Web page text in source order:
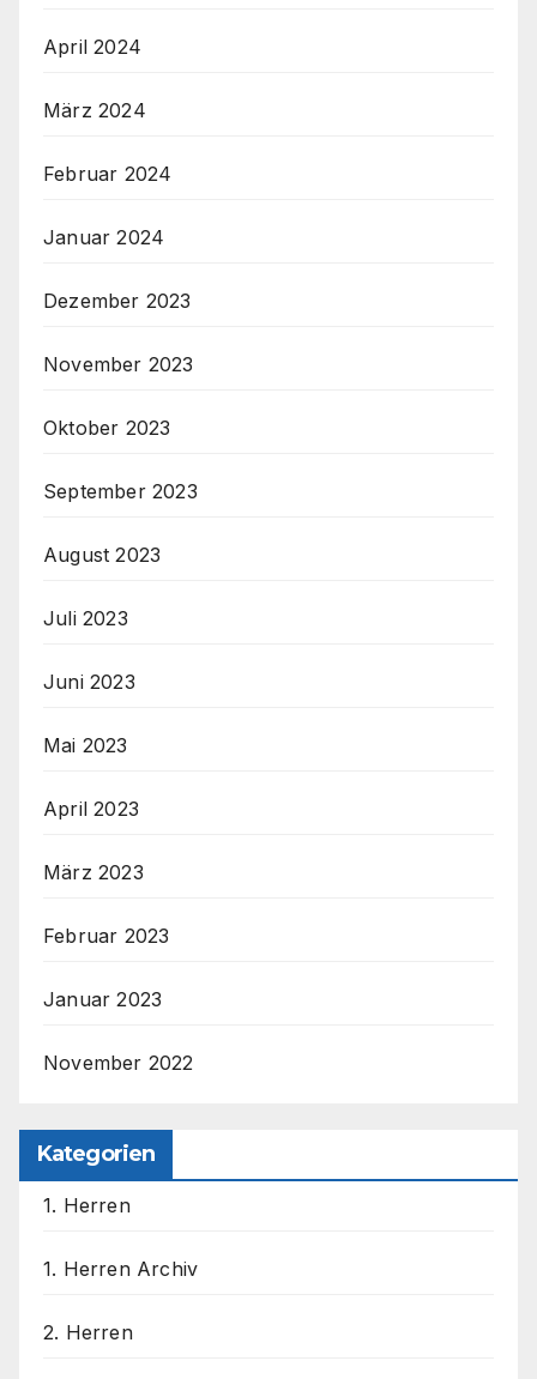
April 2024
März 2024
Februar 2024
Januar 2024
Dezember 2023
November 2023
Oktober 2023
September 2023
August 2023
Juli 2023
Juni 2023
Mai 2023
April 2023
März 2023
Februar 2023
Januar 2023
November 2022
Kategorien
1. Herren
1. Herren Archiv
2. Herren